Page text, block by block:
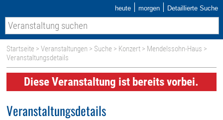
heute | morgen | Detaillierte Suche
Startseite >Veranstaltungen > Suche > Konzert > Mendelssohn-Haus >
Veranstaltungsdetails
Diese Veranstaltung ist bereits vorbei.
Veranstaltungsdetails